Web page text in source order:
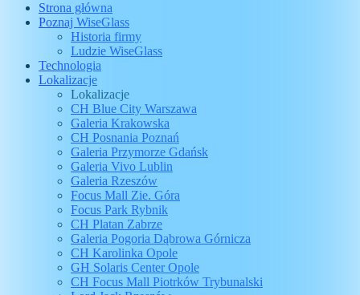
Strona główna
Poznaj WiseGlass
Historia firmy
Ludzie WiseGlass
Technologia
Lokalizacje
Lokalizacje
CH Blue City Warszawa
Galeria Krakowska
CH Posnania Poznań
Galeria Przymorze Gdańsk
Galeria Vivo Lublin
Galeria Rzeszów
Focus Mall Zie. Góra
Focus Park Rybnik
CH Platan Zabrze
Galeria Pogoria Dąbrowa Górnicza
CH Karolinka Opole
GH Solaris Center Opole
CH Focus Mall Piotrków Trybunalski